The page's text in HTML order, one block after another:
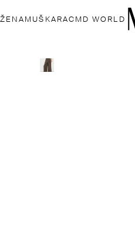
ŽENA MUŠKARAC MD WORLD